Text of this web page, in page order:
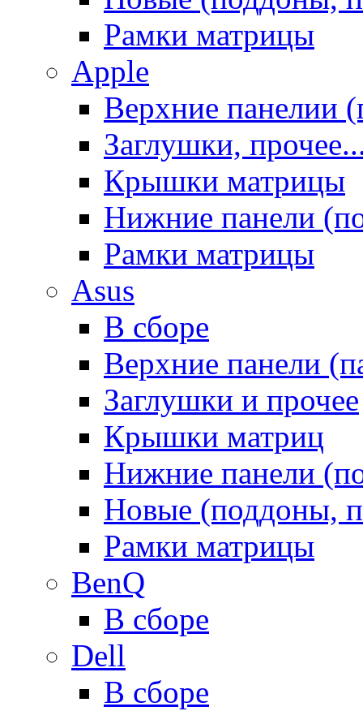
Рамки матрицы
Apple
Верхние панелии
Заглушки,
Крышки матрицы
Нижние панели
Рамки матрицы
Asus
В сборе
Верхние панели
Заглушки и прочее
Крышки матриц
Нижние панели
Новые (поддоны,
Рамки матрицы
BenQ
В сборе
Dell
В сборе